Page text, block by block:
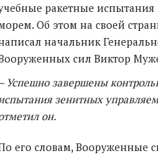
ракетные
Об этом на своей
начальник
сил Виктор
– Успешно завершены
зенитных
он.
его словам, Вооруженные